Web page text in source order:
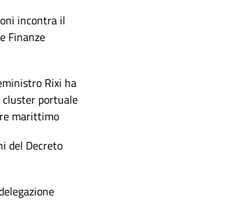
incontra il
Finanze
Rixi ha
portuale
marittimo
del Decreto